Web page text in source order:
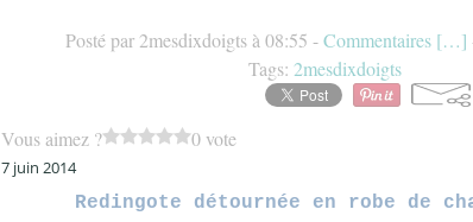
Posté par 2mesdixdoigts à 08:55 -Commentaires […]
Tags: 2mesdixdoigts
Vous aimez ? 0 vote
7 juin 2014
Redingote détournée en robe de